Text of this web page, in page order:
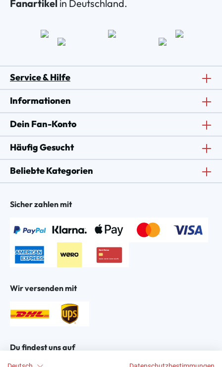
Fanartikel in Deutschland.
Service & Hilfe
Informationen
Dein Fan-Konto
Häufig Gesucht
Beliebte Kategorien
Sicher zahlen mit
Wir versenden mit
Du findest uns auf